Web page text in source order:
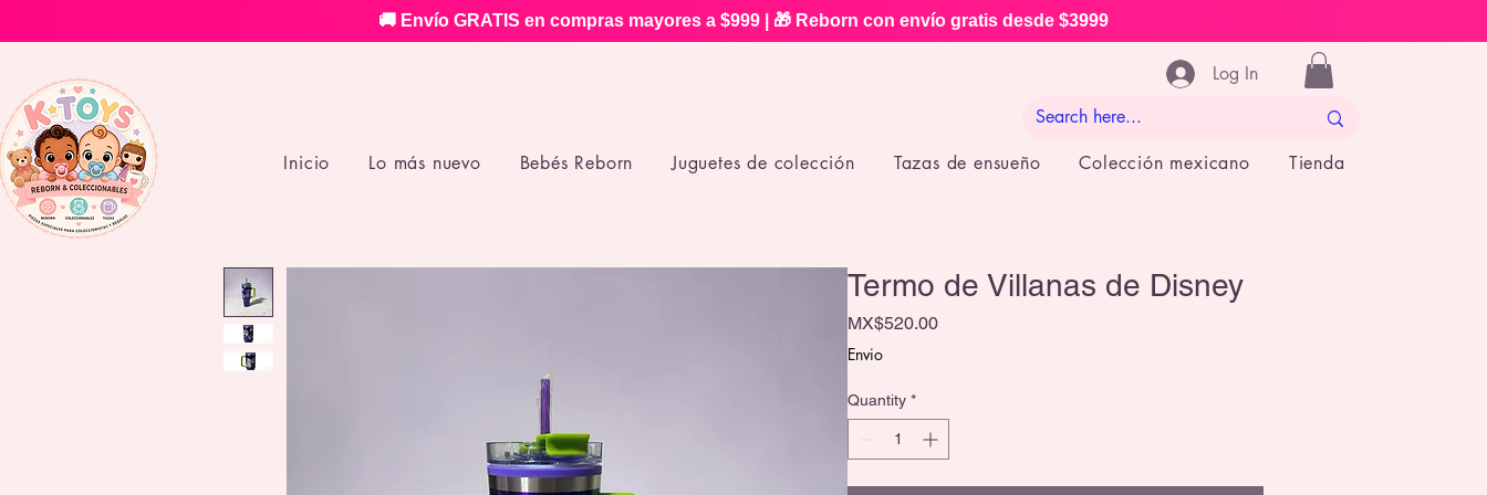
🚚 Envío GRATIS en compras mayores a $999 | 🎁 Reborn con envío gratis desde $3999
Log In
Inicio Lo más nuevo Bebés Reborn Juguetes de colección Tazas de ensueño Colección mexicano Tienda
Termo de Villanas de Disney
MX$520.00Price
Envio
Quantity *